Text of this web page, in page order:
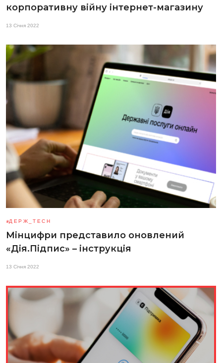
корпоративну війну інтернет-магазину
13 Січня 2022
ДЕРЖ_TECH
Мінцифри представило оновлений
«Дія.Підпис» – інструкція
13 Січня 2022